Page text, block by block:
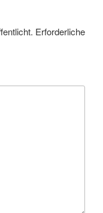
Erforderliche